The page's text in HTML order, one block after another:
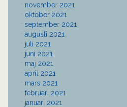
november 2021
oktober 2021
september 2021
augusti 2021
juli 2021
juni 2021
maj 2021
april 2021
mars 2021
februari 2021
januari 2021